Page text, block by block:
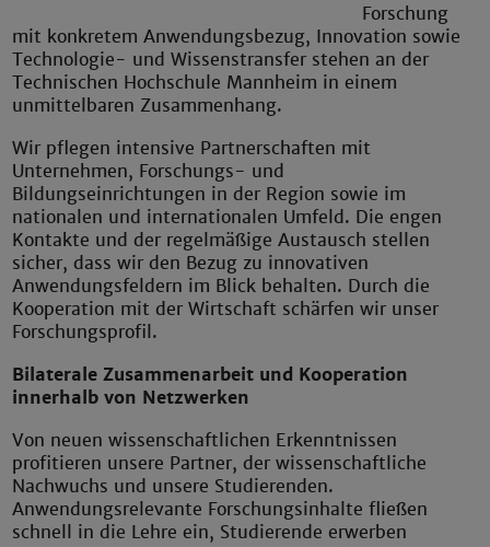
Forschung
mit konkretem Anwendungsbezug, Innovation sowie
Technologie- und Wissenstransfer stehen an der
Technischen Hochschule Mannheim in einem
unmittelbaren Zusammenhang.
Wir pflegen intensive Partnerschaften mit
Unternehmen, Forschungs- und
Bildungseinrichtungen in der Region sowie im
nationalen und internationalen Umfeld. Die engen
Kontakte und der regelmäßige Austausch stellen
sicher, dass wir den Bezug zu innovativen
Anwendungsfeldern im Blick behalten. Durch die
Kooperation mit der Wirtschaft schärfen wir unser
Forschungsprofil.
Bilaterale Zusammenarbeit und Kooperation
innerhalb von Netzwerken
Von neuen wissenschaftlichen Erkenntnissen
profitieren unsere Partner, der wissenschaftliche
Nachwuchs und unsere Studierenden.
Anwendungsrelevante Forschungsinhalte fließen
schnell in die Lehre ein, Studierende erwerben